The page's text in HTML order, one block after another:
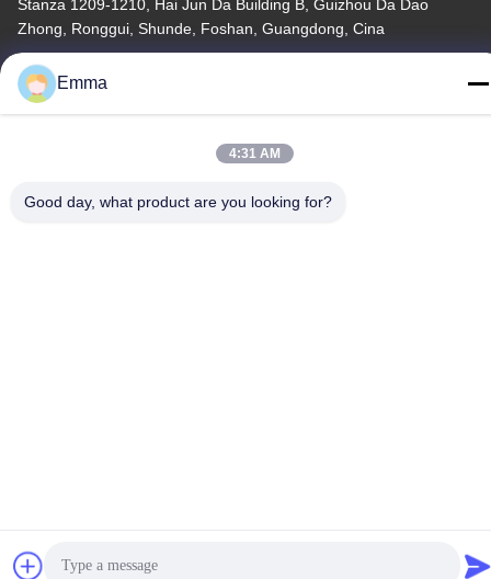
Stanza 1209-1210, Hai Jun Da Building B, Guizhou Da Dao
Zhong, Ronggui, Shunde, Foshan, Guangdong, Cina
tel
86-15816904632
Emma
4:31 AM
Good day, what product are you looking for?